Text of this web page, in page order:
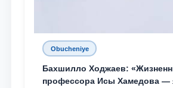
Obucheniye
Бахшилло Ходжаев:
профессора Исы Хамедова —